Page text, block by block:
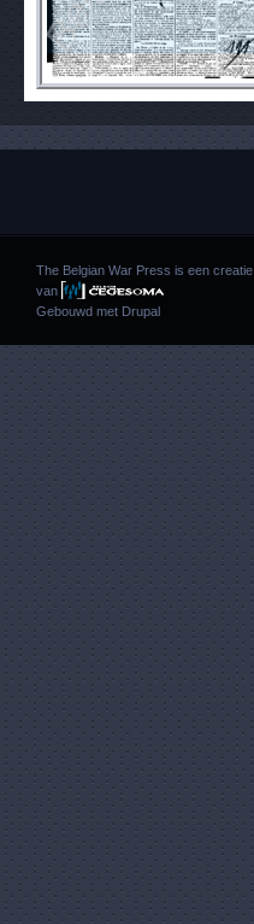
The Belgian War Press is een creatie
van
Gebouwd met Drupal